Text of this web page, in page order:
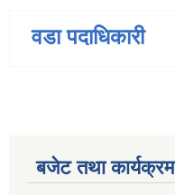
वडा पदाधिकारी
बजेट तथा कार्यक्रम